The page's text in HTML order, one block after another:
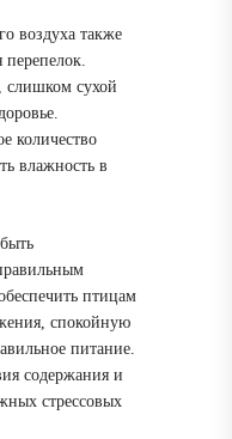
воздуха также
перепелок.
слишком сухой
количество
влажность в
птицам
спокойную
питание.
содержания и
стрессовых